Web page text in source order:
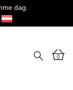
dag.
0